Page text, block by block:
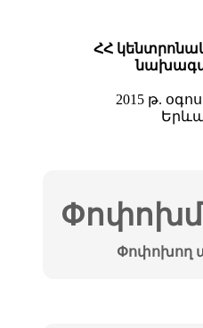
ՀՀ
2015 թ.
Փոփոխող